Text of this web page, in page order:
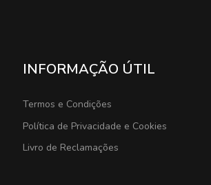
INFORMAÇÃO ÚTIL
Termos e Condições
Política de Privacidade e Cookies
Livro de Reclamações